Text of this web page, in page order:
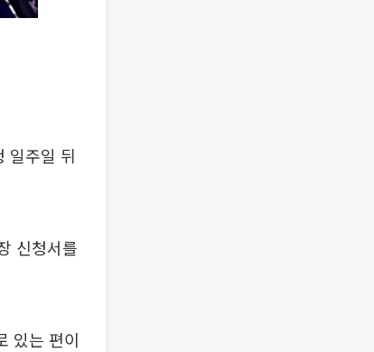
일주일 뒤
신청서를
있는 편이